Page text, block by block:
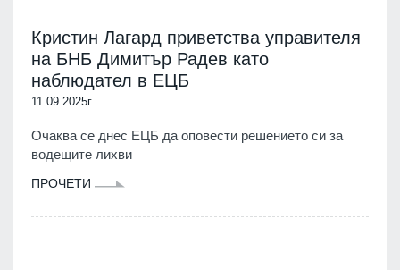
Кристин Лагард приветства управителя
на БНБ Димитър Радев като
наблюдател в ЕЦБ
11.09.2025г.
Очаква се днес ЕЦБ да оповести решението си за
водещите лихви
ПРОЧЕТИ